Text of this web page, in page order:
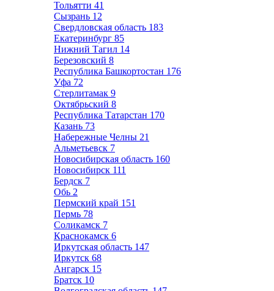
Тольятти 41
Сызрань 12
Свердловская область 183
Екатеринбург 85
Нижний Тагил 14
Березовский 8
Республика Башкортостан 176
Уфа 72
Стерлитамак 9
Октябрьский 8
Республика Татарстан 170
Казань 73
Набережные Челны 21
Альметьевск 7
Новосибирская область 160
Новосибирск 111
Бердск 7
Обь 2
Пермский край 151
Пермь 78
Соликамск 7
Краснокамск 6
Иркутская область 147
Иркутск 68
Ангарск 15
Братск 10